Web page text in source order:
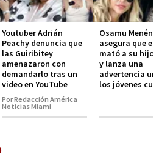
Youtuber Adrián
Peachy denuncia que
las Guiribitey
amenazaron con
demandarlo tras un
video en YouTube
Por Redacción América
Noticias Miami
Osamu
asegura que el
mató a su hijo
y lanza una
advertencia
los jóvenes